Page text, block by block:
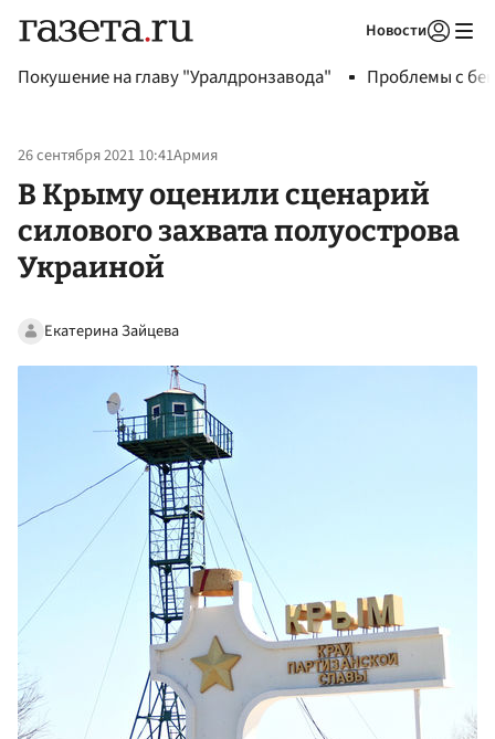
Новости
Покушение на главу "Уралдронзавода" Проблемы с
26 сентября 2021 10:41Армия
В Крыму оценили сценарий
силового захвата полуострова
Украиной
Екатерина Зайцева